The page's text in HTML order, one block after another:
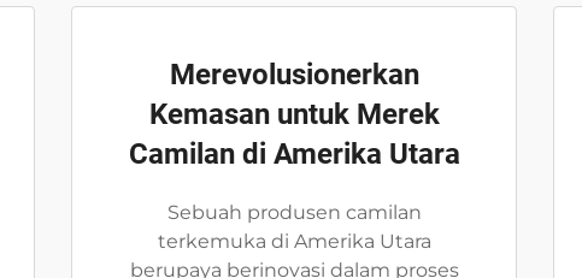
Merevolusionerkan
Kemasan untuk Merek
Camilan di Amerika Utara
Sebuah produsen camilan
terkemuka di Amerika Utara
berupaya berinovasi dalam proses